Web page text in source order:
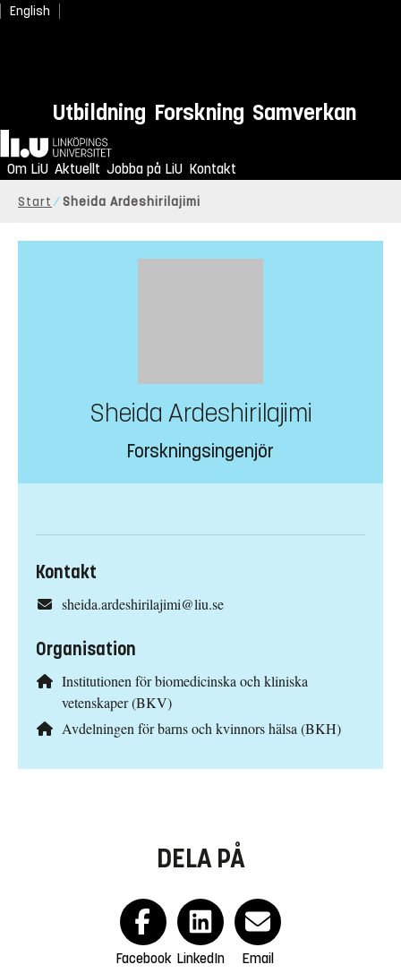
English
Utbildning Forskning Samverkan
Hem
Om LiU Aktuellt Jobba på LiU Kontakt
Start Sheida Ardeshirilajimi
Sheida Ardeshirilajimi
Forskningsingenjör
Kontakt
sheida.ardeshirilajimi@liu.se
Organisation
Institutionen för biomedicinska och kliniska
vetenskaper (BKV)
Avdelningen för barns och kvinnors hälsa (BKH)
DELA PÅ
Facebook LinkedIn Email